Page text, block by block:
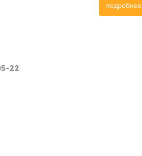
подробнее
22